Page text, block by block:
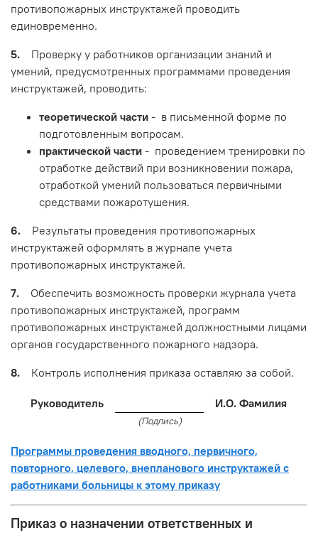
противопожарных инструктажей проводить
единовременно.
5. Проверку у работников организации знаний и
умений, предусмотренных программами проведения
инструктажей, проводить:
теоретической части - в письменной форме по
подготовленным вопросам.
практической части - проведением тренировки по
отработке действий при возникновении пожара,
отработкой умений пользоваться первичными
средствами пожаротушения.
6. Результаты проведения противопожарных
инструктажей оформлять в журнале учета
противопожарных инструктажей.
7. Обеспечить возможность проверки журнала учета
противопожарных инструктажей, программ
противопожарных инструктажей должностными лицами
органов государственного пожарного надзора.
8. Контроль исполнения приказа оставляю за собой.
Руководитель И.О. Фамилия
(Подпись)
Программы проведения вводного, первичного,
повторного, целевого, внепланового инструктажей с
работниками больницы к этому приказу
Приказ о назначении ответственных и